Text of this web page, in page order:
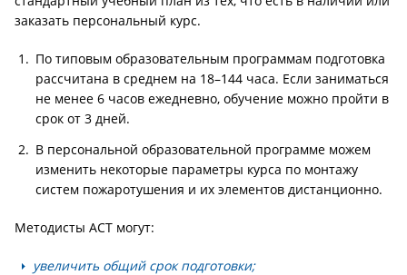
заказать персональный курс.
По типовым образовательным программам подготовка
рассчитана в среднем на 18–144 часа. Если заниматься
не менее 6 часов ежедневно, обучение можно пройти в
срок от 3 дней.
В персональной образовательной программе можем
изменить некоторые параметры курса по монтажу
систем пожаротушения и их элементов дистанционно.
Методисты АСТ могут:
увеличить общий срок подготовки;